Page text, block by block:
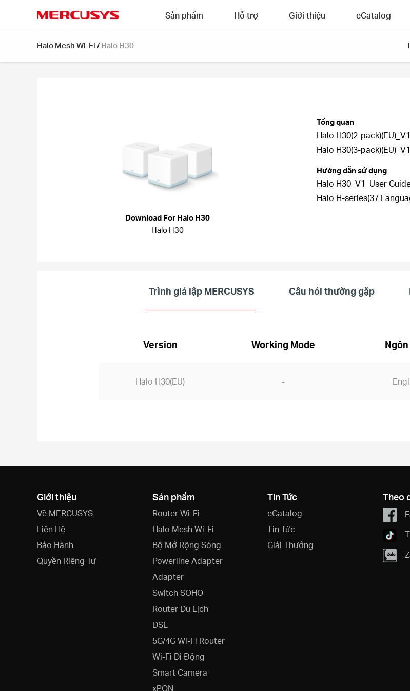
Sản phẩm Hỗ trợ Giới thiệu eCatalog
Halo Mesh Wi-Fi / Halo H30
Download For Halo H30
Halo H30
Tổng quan
Halo H30(2-
Halo H30(3-
Hướng dẫn sử dụng
Halo H30_V1_User
Halo H-series(37
Trình giả lập MERCUSYS Câu hỏi thường gặp
Version Working Mode
Halo H30(EU) -
Giới thiệu
Về MERCUSYS
Liên Hệ
Bảo Hành
Quyền Riêng Tư
Sản phẩm
Router Wi-Fi
Halo Mesh Wi-Fi
Bộ Mở Rộng Sóng
Powerline Adapter
Adapter
Switch SOHO
Router Du Lịch
DSL
5G/4G Wi-Fi Router
Wi-Fi Di Động
Smart Camera
xPON
Tin Tức
eCatalog
Tin Tức
Giải Thưởng
Theo